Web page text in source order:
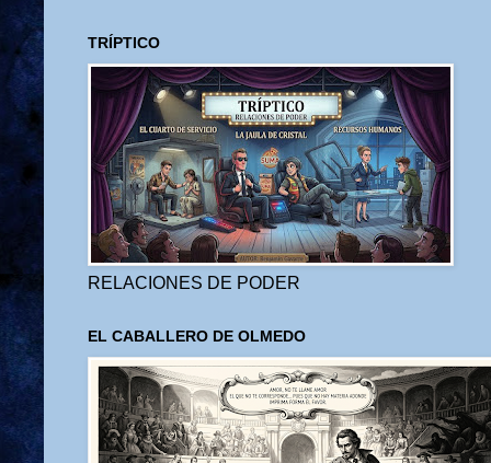
TRÍPTICO
RELACIONES DE PODER
EL CABALLERO DE OLMEDO